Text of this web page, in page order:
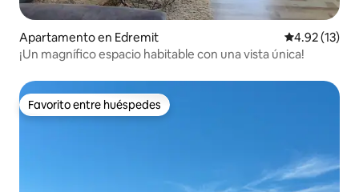
Apartamento en Edremit Calificación
4.92 (13)
¡Un magnífico espacio habitable con una vista única!
Favorito entre huéspedes
Favorito entre huéspedes